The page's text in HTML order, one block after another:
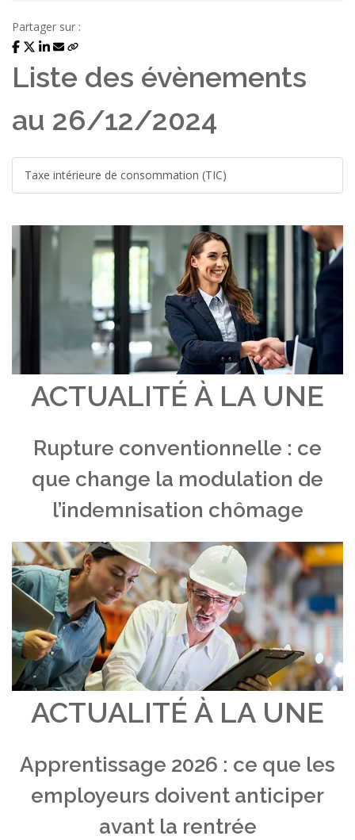
Partager sur :
Liste des évènements
au 26/12/2024
Taxe intérieure de consommation (TIC)
ACTUALITÉ À LA UNE
Rupture conventionnelle : ce
que change la modulation de
l’indemnisation chômage
ACTUALITÉ À LA UNE
Apprentissage 2026 : ce que les
employeurs doivent anticiper
avant la rentrée